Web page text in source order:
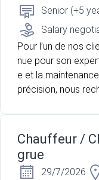
Senior (+5
Salary
Pour l’un de nos
nue pour son
e et la
précision, nous
préciez la variété
techniques
s au quotidien ?
ous !
Chauffeur /
grue
29/7/2026